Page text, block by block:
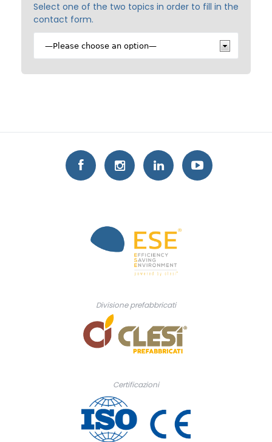
Select one of the two topics in order to fill in the
contact form.
Divisione prefabbricati
Certificazioni